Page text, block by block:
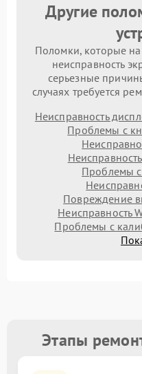
Другие
Поломки, которые
неисправность
серьезные
случаях требуется
Неисправность
Проблемы с
Проблемы
Повреждение
Неисправность
Проблемы с
Этапы